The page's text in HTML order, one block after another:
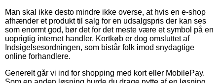
Man skal ikke desto mindre ikke overse, at hvis en e-shop
afhænder et produkt til salg for en udsalgspris der kan ses
som enormt god, bør det for det meste være et symbol på en
uoprigtig internet handler. Kortkøb er dog omsluttet af
Indsigelsesordningen, som bistår folk imod snydagtige
online forhandlere.
Generelt går vi ind for shopping med kort eller MobilePay.